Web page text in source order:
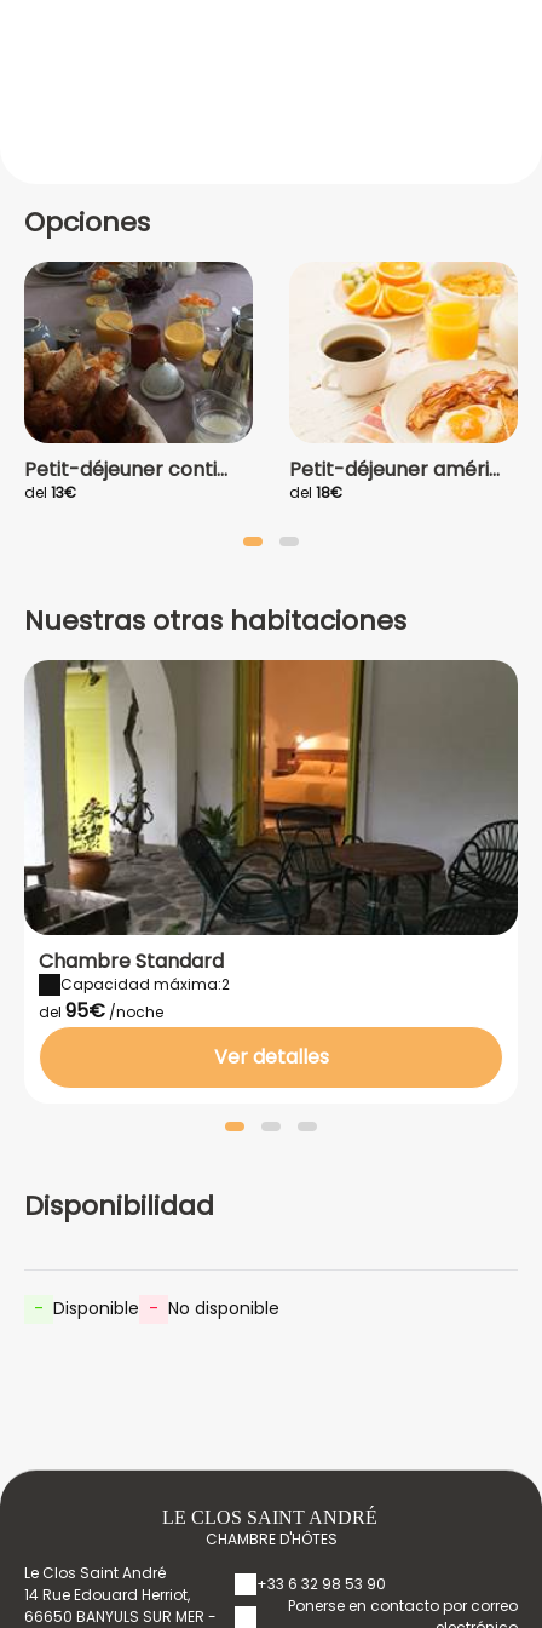
Opciones
Petit-déjeuner conti...
del 13€
Petit-déjeuner améri...
del 18€
Nuestras otras habitaciones
Chambre Standard
Capacidad máxima:2
del 95€ /noche
Ver detalles
Disponibilidad
- Disponible - No disponible
LE CLOS SAINT ANDRÉ
CHAMBRE D'HÔTES
Le Clos Saint André
14 Rue Edouard Herriot,
66650 BANYULS SUR MER -
+33 6 32 98 53 90
Ponerse en contacto por correo